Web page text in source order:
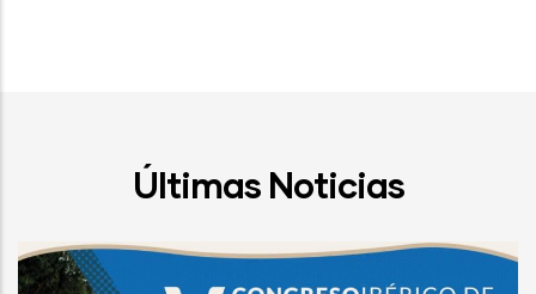
Últimas Noticias